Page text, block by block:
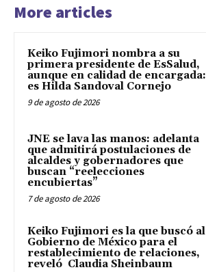
More articles
Keiko Fujimori nombra a su
primera presidente de EsSalud,
aunque en calidad de encargada:
es Hilda Sandoval Cornejo
9 de agosto de 2026
JNE se lava las manos: adelanta
que admitirá postulaciones de
alcaldes y gobernadores que
buscan “reelecciones
encubiertas”
7 de agosto de 2026
Keiko Fujimori es la que buscó al
Gobierno de México para el
restablecimiento de relaciones,
reveló Claudia Sheinbaum